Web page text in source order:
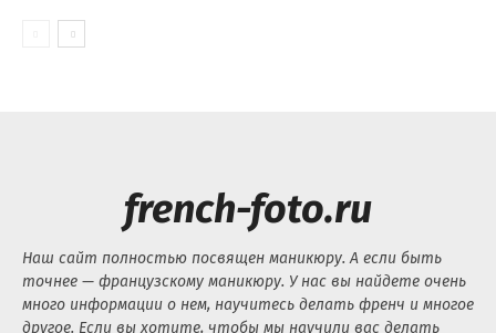
french-foto.ru
Наш сайт полностью посвящен маникюру. А если быть
точнее — французскому маникюру. У нас вы найдете очень
много информации о нем, научитесь делать френч и многое
другое. Если вы хотите, чтобы мы научили вас делать